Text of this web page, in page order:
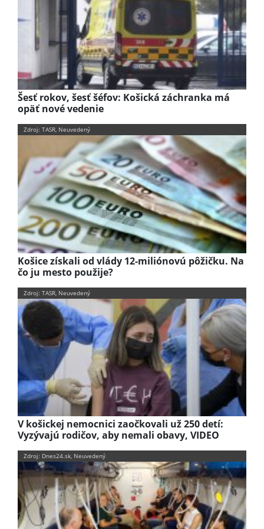
Šesť rokov, šesť šéfov: Košická záchranka má
opäť nové vedenie
Zdroj: TASR, Neuvedený
Košice získali od vlády 12-miliónovú pôžičku. Na
čo ju mesto použije?
Zdroj: TASR, Neuvedený
V košickej nemocnici zaočkovali už 250 detí:
Vyzývajú rodičov, aby nemali obavy, VIDEO
Zdroj: Dnes24.sk, Neuvedený